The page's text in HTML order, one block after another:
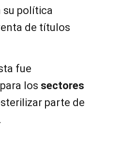
su política
de títulos
fue
los sectores
parte de